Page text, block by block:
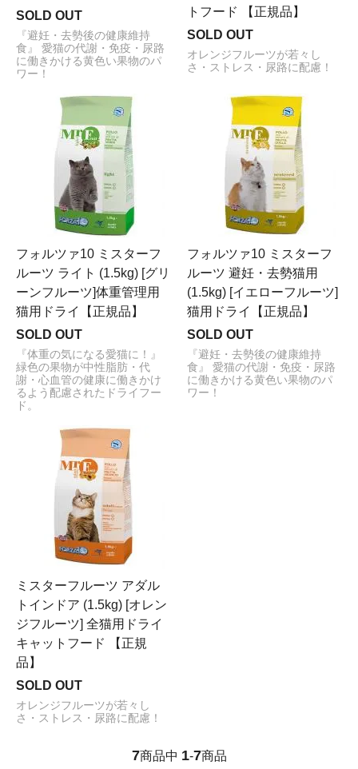
SOLD OUT
『避妊・去勢後の健康維持
食』 愛猫の代謝・免疫・尿路
に働きかける黄色い果物のパ
ワー！
トフード 【正規品】
SOLD OUT
オレンジフルーツが若々し
さ・ストレス・尿路に配慮！
フォルツァ10 ミスターフ
ルーツ ライト (1.5kg) [グリ
ーンフルーツ]体重管理用
猫用ドライ【正規品】
SOLD OUT
『体重の気になる愛猫に！』
緑色の果物が中性脂肪・代
謝・心血管の健康に働きかけ
るよう配慮されたドライフー
ド。
フォルツァ10 ミスターフ
ルーツ 避妊・去勢猫用
(1.5kg) [イエローフルーツ]
猫用ドライ【正規品】
SOLD OUT
『避妊・去勢後の健康維持
食』 愛猫の代謝・免疫・尿路
に働きかける黄色い果物のパ
ワー！
ミスターフルーツ アダル
トインドア (1.5kg) [オレン
ジフルーツ] 全猫用ドライ
キャットフード 【正規
品】
SOLD OUT
オレンジフルーツが若々し
さ・ストレス・尿路に配慮！
7商品中 1-7商品